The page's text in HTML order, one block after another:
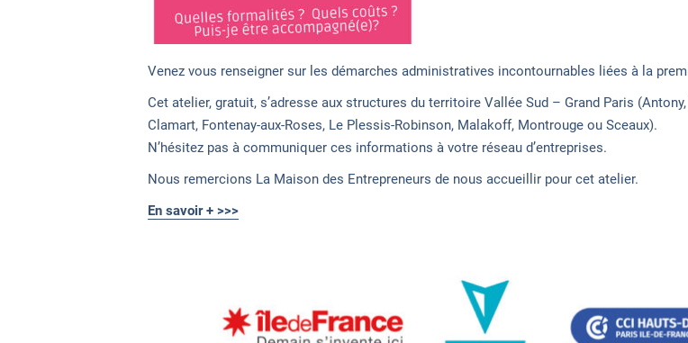
Venez vous renseigner sur les démarches administratives incontournables liées à la
Cet atelier, gratuit, s’adresse aux structures du territoire Vallée Sud – Grand Paris
Clamart, Fontenay-aux-Roses, Le Plessis-Robinson, Malakoff, Montrouge ou Sceaux).
N’hésitez pas à communiquer ces informations à votre réseau d’entreprises.
Nous remercions La Maison des Entrepreneurs de nous accueillir pour cet atelier.
En savoir + >>>